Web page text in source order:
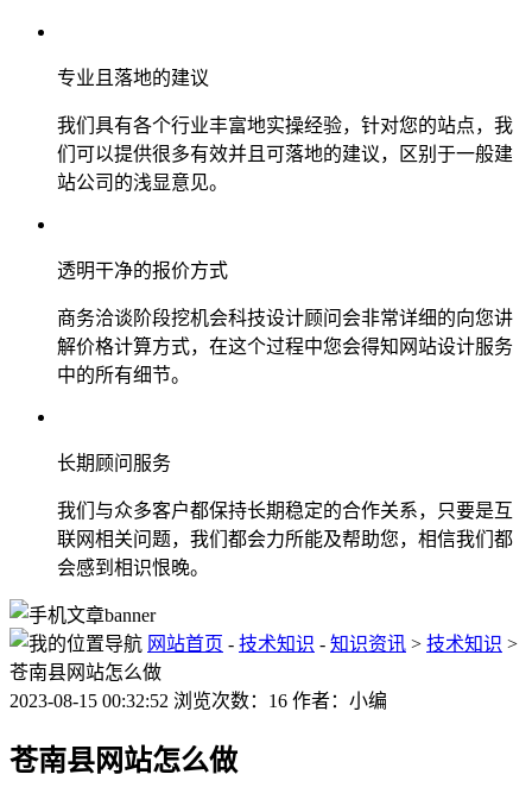
专业且落地的建议
我们具有各个行业丰富地实操经验，针对您的站点，我
们可以提供很多有效并且可落地的建议，区别于一般建
站公司的浅显意见。
透明干净的报价方式
商务洽谈阶段挖机会科技设计顾问会非常详细的向您讲
解价格计算方式，在这个过程中您会得知网站设计服务
中的所有细节。
长期顾问服务
我们与众多客户都保持长期稳定的合作关系，只要是互
联网相关问题，我们都会力所能及帮助您，相信我们都
会感到相识恨晚。
网站首页 - 技术知识 - 知识资讯 > 技术知识 >
苍南县网站怎么做
2023-08-15 00:32:52 浏览次数：16 作者：小编
苍南县网站怎么做